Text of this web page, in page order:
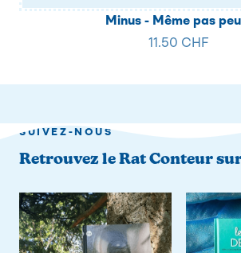
Minus - Même pas
11.50 CHF
SUIVEZ-NOUS
Retrouvez le Rat Conteur